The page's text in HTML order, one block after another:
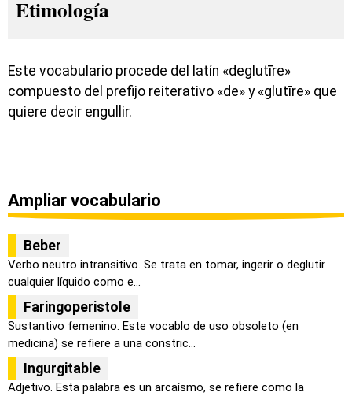
Etimología
Este vocabulario procede del latín «deglutīre»
compuesto del prefijo reiterativo «de» y «glutīre» que
quiere decir engullir.
Ampliar vocabulario
Beber
Verbo neutro intransitivo. Se trata en tomar, ingerir o deglutir
cualquier líquido como e...
Faringoperistole
Sustantivo femenino. Este vocablo de uso obsoleto (en
medicina) se refiere a una constric...
Ingurgitable
Adjetivo. Esta palabra es un arcaísmo, se refiere como la